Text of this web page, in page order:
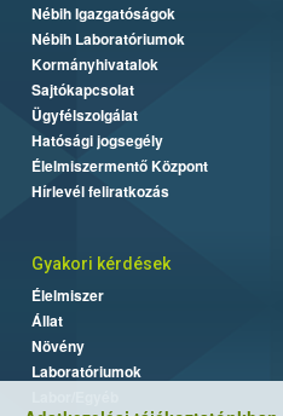
Nébih Igazgatóságok
Nébih Laboratóriumok
Kormányhivatalok
Sajtókapcsolat
Ügyfélszolgálat
Hatósági jogsegély
Élelmiszermentő Központ
Hírlevél feliratkozás
Gyakori kérdések
Élelmiszer
Állat
Növény
Laboratóriumok